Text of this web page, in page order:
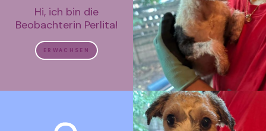
Hi, ich bin die
Beobachterin Perlita!
ERWACHSEN